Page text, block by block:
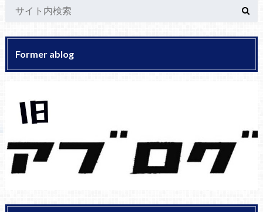
Former ablog